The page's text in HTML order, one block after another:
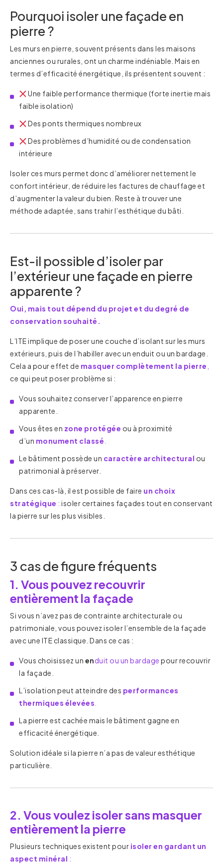
Pourquoi isoler une façade en
pierre ?
Les murs en pierre, souvent présents dans les maisons
anciennes ou rurales, ont un charme indéniable. Mais en
termes d’efficacité énergétique, ils présentent souvent :
Une faible performance thermique (forte inertie mais
faible isolation)
Des ponts thermiques nombreux
Des problèmes d’humidité ou de condensation
intérieure
Isoler ces murs permet donc d’améliorer nettement le
confort intérieur, de réduire les factures de chauffage et
d’augmenter la valeur du bien. Reste à trouver une
méthode adaptée, sans trahir l’esthétique du bâti.
Est-il possible d’isoler par
l’extérieur une façade en pierre
apparente ?
Oui, mais tout dépend du projet et du degré de
conservation souhaité.
L’ITE implique de poser une couche d’isolant sur les murs
extérieurs, puis de l’habiller avec un enduit ou un bardage.
Cela a pour effet de masquer complètement la pierre
ce qui peut poser problème si :
Vous souhaitez conserver l’apparence en pierre
apparente.
Vous êtes en zone protégée ou à proximité
d’un monument classé
Le bâtiment possède un caractère architectural ou
patrimonial à préserver.
Dans ces cas-là, il est possible de faire un choix
stratégique : isoler certaines façades tout en conservant
la pierre sur les plus visibles.
3 cas de figure fréquents
1. Vous pouvez recouvrir
entièrement la façade
Si vous n’avez pas de contrainte architecturale ou
patrimoniale, vous pouvez isoler l’ensemble de la façade
avec une ITE classique. Dans ce cas :
Vous choisissez un enduit ou un bardage pour recouvrir
la façade.
L’isolation peut atteindre des performances
thermiques élevées
La pierre est cachée mais le bâtiment gagne en
efficacité énergétique.
Solution idéale si la pierre n’a pas de valeur esthétique
particulière.
2. Vous voulez isoler sans masquer
entièrement la pierre
Plusieurs techniques existent pour isoler en gardant un
aspect minéral :